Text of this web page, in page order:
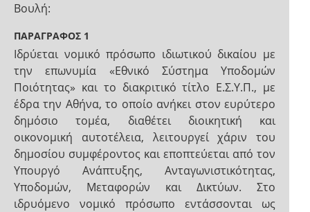
Βουλή:
ΠΑΡΑΓΡΑΦΟΣ 1
Ιδρύεται νομικό πρόσωπο ιδιωτικού δικαίου με
την επωνυμία «Εθνικό Σύστημα Υποδομών
Ποιότητας» και το διακριτικό τίτλο Ε.Σ.Υ.Π., με
έδρα την Αθήνα, το οποίο ανήκει στον ευρύτερο
δημόσιο τομέα, διαθέτει διοικητική και
οικονομική αυτοτέλεια, λειτουργεί χάριν του
δημοσίου συμφέροντος και εποπτεύεται από τον
Υπουργό Ανάπτυξης, Ανταγωνιστικότητας,
Υποδομών, Μεταφορών και Δικτύων. Στο
ιδρυόμενο νομικό πρόσωπο εντάσσονται ως